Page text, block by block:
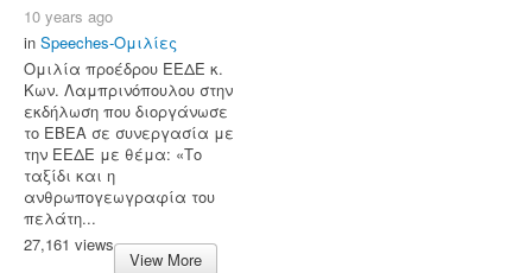
10 years ago
in Speeches-Ομιλίες
Ομιλία προέδρου ΕΕΔΕ κ.
Κων. Λαμπρινόπουλου στην
εκδήλωση που διοργάνωσε
το ΕΒΕΑ σε συνεργασία με
την ΕΕΔΕ με θέμα: «Το
ταξίδι και η
ανθρωπογεωγραφία του
πελάτη...
27,161 views
View More